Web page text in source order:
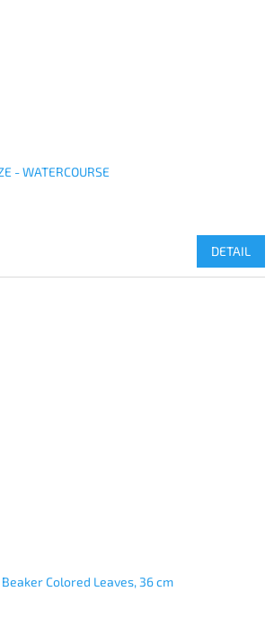
- WATERCOURSE
DETAIL
Colored Leaves, 36 cm